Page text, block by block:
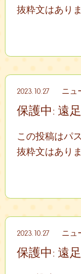
抜粋文はあり
2023.10.27 ニュ
保護中: 遠
この投稿はパ
抜粋文はあり
2023.10.27 ニュ
保護中: 遠